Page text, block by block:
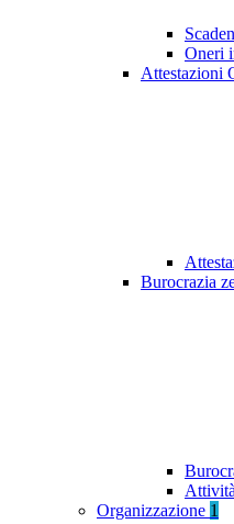
Oneri
Attestazioni
Burocrazia
Organizzazione 1